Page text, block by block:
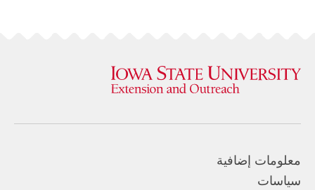
معلومات إضافية
سياسات